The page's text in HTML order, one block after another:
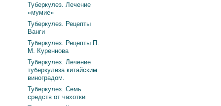
Туберкулез. Лечение
«мумие»
Туберкулез. Рецепты
Ванги
Туберкулез. Рецепты П.
М. Куреннова
Туберкулез. Лечение
туберкулеза китайским
виноградом.
Туберкулез. Семь
средств от чахотки